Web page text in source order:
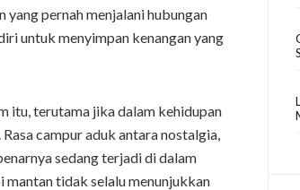
yang pernah menjalani hubungan
untuk menyimpan kenangan yang
itu, terutama jika dalam kehidupan
campur aduk antara nostalgia,
sedang terjadi di dalam
mantan tidak selalu menunjukkan